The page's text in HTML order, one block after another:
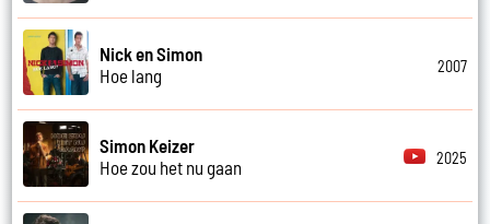
Nick en Simon
Hoe lang
2007
Simon Keizer
Hoe zou het nu gaan
2025